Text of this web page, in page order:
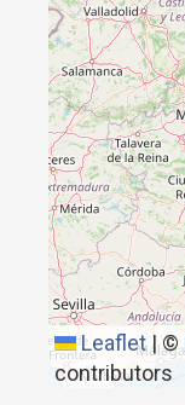
Leaflet |©
contributors